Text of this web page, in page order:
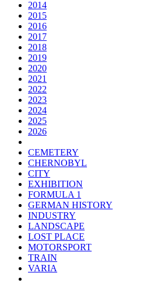
2014
2015
2016
2017
2018
2019
2020
2021
2022
2023
2024
2025
2026
CEMETERY
CHERNOBYL
CITY
EXHIBITION
FORMULA 1
GERMAN HISTORY
INDUSTRY
LANDSCAPE
LOST PLACE
MOTORSPORT
TRAIN
VARIA